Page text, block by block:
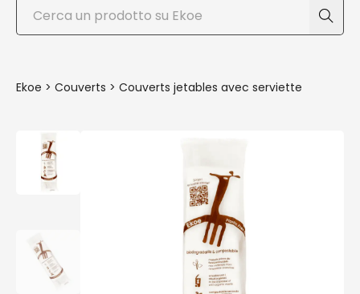
Rechercher
Ekoe > Couverts > Couverts jetables avec serviette